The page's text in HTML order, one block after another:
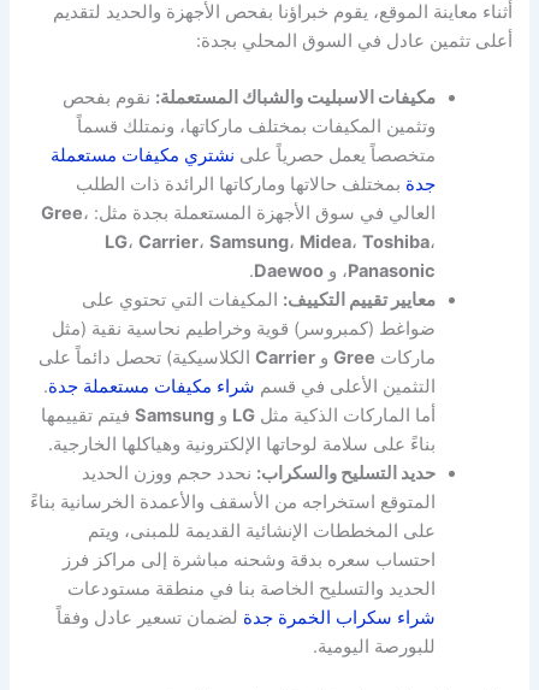
أثناء معاينة الموقع، يقوم خبراؤنا بفحص الأجهزة والحديد لتقديم
أعلى تثمين عادل في السوق المحلي بجدة:
مكيفات الاسبليت والشباك المستعملة: نقوم بفحص
وتثمين المكيفات بمختلف ماركاتها، ونمتلك قسماً
متخصصاً يعمل حصرياً على نشتري مكيفات مستعملة
جدة بمختلف حالاتها وماركاتها الرائدة ذات الطلب
العالي في سوق الأجهزة المستعملة بجدة مثل:
Gree،
LG، Carrier، Samsung، Midea، Toshiba،
Panasonic، وDaewoo
.
معايير تقييم التكييف: المكيفات التي تحتوي على
ضواغط (كمبروسر) قوية وخراطيم نحاسية نقية (مثل
ماركات Gree وCarrier الكلاسيكية) تحصل دائماً على
التثمين الأعلى في قسم شراء مكيفات مستعملة جدة.
أما الماركات الذكية مثلLG وSamsung فيتم تقييمها
بناءً على سلامة لوحاتها الإلكترونية وهياكلها الخارجية.
حديد التسليح والسكراب: نحدد حجم ووزن الحديد
المتوقع استخراجه من الأسقف والأعمدة الخرسانية بناءً
على المخططات الإنشائية القديمة للمبنى، ويتم
احتساب سعره بدقة وشحنه مباشرة إلى مراكز فرز
الحديد والتسليح الخاصة بنا في منطقة مستودعات
شراء سكراب الخمرة جدة لضمان تسعير عادل وفقاً
للبورصة اليومية.